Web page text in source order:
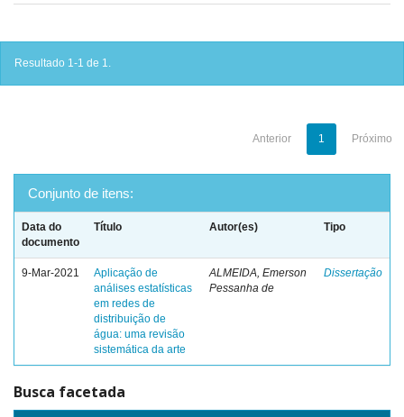
Resultado 1-1 de 1.
Anterior 1 Próximo
Conjunto de itens:
Data do
documento
Título Autor(es) Tipo
9-Mar-2021
Aplicação de
análises estatísticas
em redes de
distribuição de
água: uma revisão
sistemática da arte
ALMEIDA, Emerson
Pessanha de
Dissertação
Busca facetada